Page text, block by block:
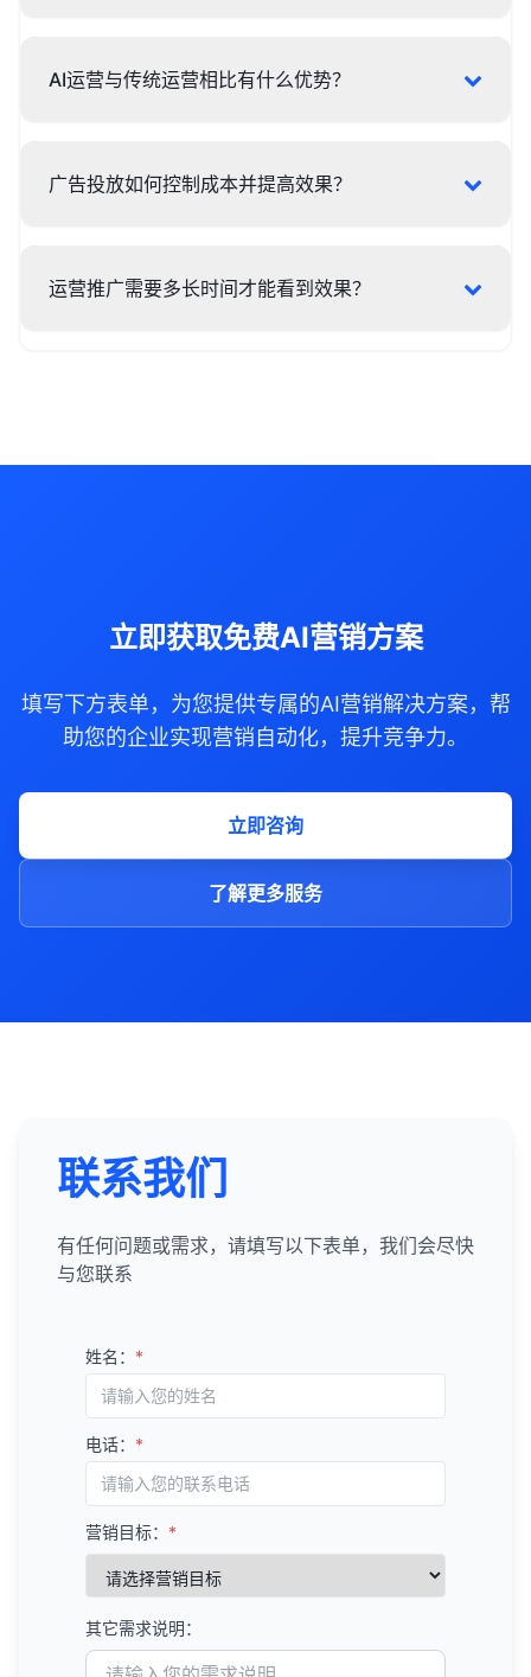
AI运营与传统运营相比有什么优势？
广告投放如何控制成本并提高效果？
运营推广需要多长时间才能看到效果？
立即获取免费AI营销方案
填写下方表单，为您提供专属的AI营销解决方案，帮
助您的企业实现营销自动化，提升竞争力。
立即咨询
了解更多服务
联系我们
有任何问题或需求，请填写以下表单，我们会尽快
与您联系
姓名： *
电话： *
营销目标： *
其它需求说明：